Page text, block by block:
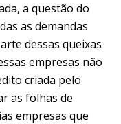
a questão do
as demandas
dessas queixas
empresas não
criada pelo
as folhas de
empresas que